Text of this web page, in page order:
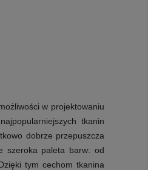
w projektowaniu
tkanin
dobrze przepuszcza
szeroka paleta barw: od
tym cechom tkanina